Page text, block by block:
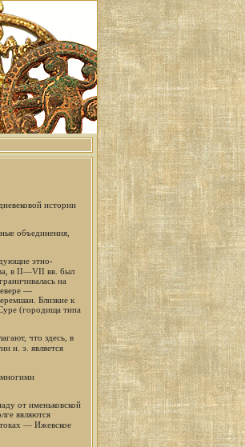
истории
объединения,
этно-
в II—VII вв. был
на
—
Близкие к
(городища типа
что здесь, в
н. э. является
от именьковской
являются
— Ижевское